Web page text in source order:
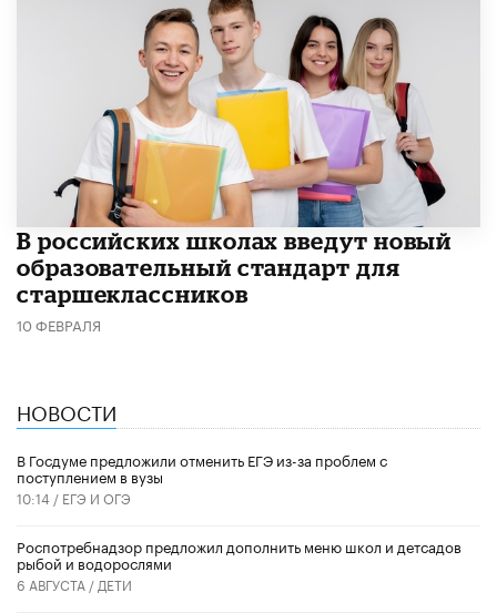
В российских школах введут новый
образовательный стандарт для
старшеклассников
10 ФЕВРАЛЯ
НОВОСТИ
В Госдуме предложили отменить ЕГЭ из-за проблем с
поступлением в вузы
10:14 / ЕГЭ И ОГЭ
Роспотребнадзор предложил дополнить меню школ и детсадов
рыбой и водорослями
6 АВГУСТА / ДЕТИ